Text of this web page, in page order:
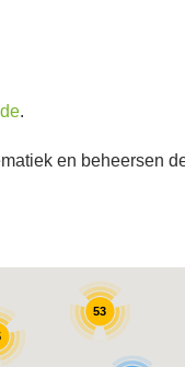
.
en beheersen
53